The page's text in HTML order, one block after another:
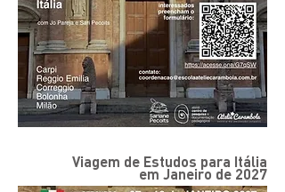
Viagem de Estudos para Itália
em Janeiro de 2027